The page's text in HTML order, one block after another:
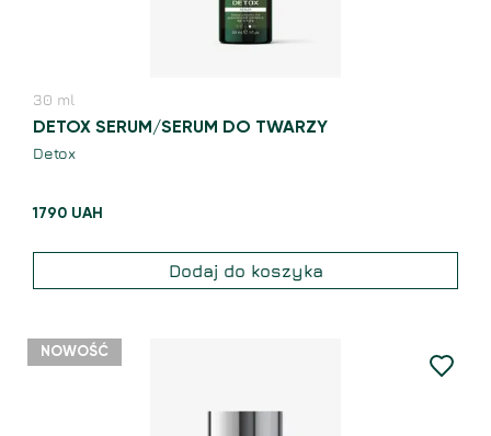
30 ml
DETOX SERUM/SERUM DO TWARZY
Detox
1790 UAH
Dodaj do koszyka
NOWOŚĆ